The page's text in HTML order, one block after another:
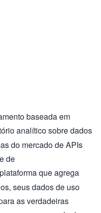
baseada em
analítico sobre dados
do mercado de APIs
de
que agrega
seus dados de uso
as verdadeiras